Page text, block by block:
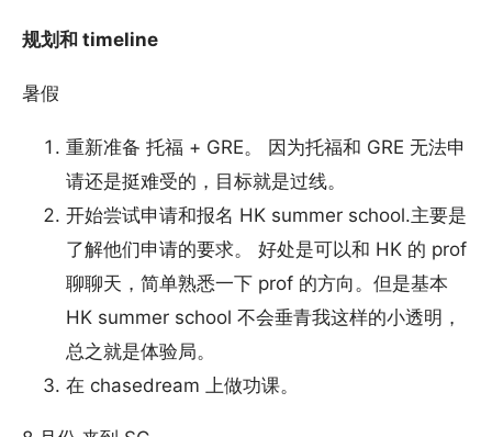
规划和 timeline
暑假
重新准备 托福 + GRE。 因为托福和 GRE 无法申
请还是挺难受的，目标就是过线。
开始尝试申请和报名 HK summer school.主要是
了解他们申请的要求。 好处是可以和 HK 的 prof
聊聊天，简单熟悉一下 prof 的方向。但是基本
HK summer school 不会垂青我这样的小透明，
总之就是体验局。
在 chasedream 上做功课。